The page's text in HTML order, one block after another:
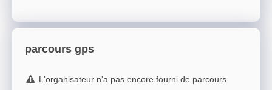
parcours gps
L'organisateur n'a pas encore fourni de parcours